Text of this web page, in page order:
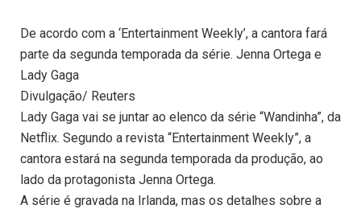
De acordo com a ‘Entertainment Weekly’, a cantora fará
parte da segunda temporada da série. Jenna Ortega e
Lady Gaga
Divulgação/ Reuters
Lady Gaga vai se juntar ao elenco da série “Wandinha”, da
Netflix. Segundo a revista “Entertainment Weekly”, a
cantora estará na segunda temporada da produção, ao
lado da protagonista Jenna Ortega.
A série é gravada na Irlanda, mas os detalhes sobre a